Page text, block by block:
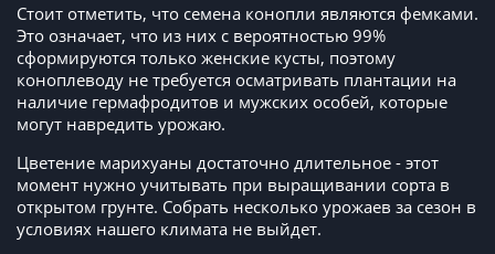
Стоит отметить, что семена конопли являются фемками.
Это означает, что из них с вероятностью 99%
сформируются только женские кусты, поэтому
коноплеводу не требуется осматривать плантации на
наличие гермафродитов и мужских особей, которые
могут навредить урожаю.
Цветение марихуаны достаточно длительное - этот
момент нужно учитывать при выращивании сорта в
открытом грунте. Собрать несколько урожаев за сезон в
условиях нашего климата не выйдет.